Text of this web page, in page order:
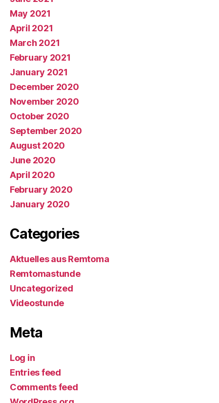
May 2021
April 2021
March 2021
February 2021
January 2021
December 2020
November 2020
October 2020
September 2020
August 2020
June 2020
April 2020
February 2020
January 2020
Categories
Aktuelles aus Remtoma
Remtomastunde
Uncategorized
Videostunde
Meta
Log in
Entries feed
Comments feed